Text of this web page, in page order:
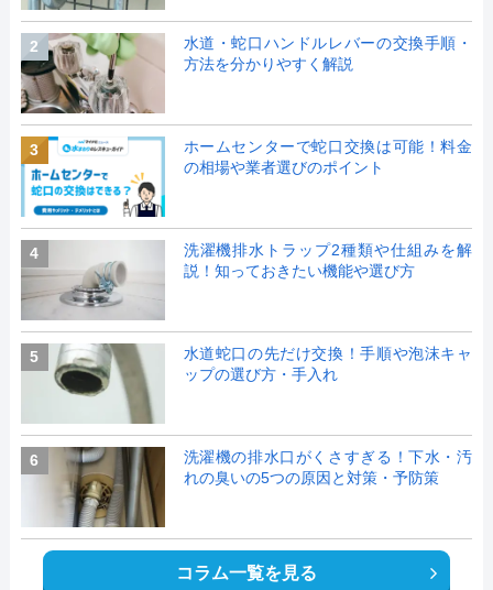
2
水道・蛇口ハンドルレバーの交換手順・
方法を分かりやすく解説
3
ホームセンターで蛇口交換は可能！料金
の相場や業者選びのポイント
4
洗濯機排水トラップ2種類や仕組みを解
説！知っておきたい機能や選び方
5
水道蛇口の先だけ交換！手順や泡沫キャ
ップの選び方・手入れ
6
洗濯機の排水口がくさすぎる！下水・汚
れの臭いの5つの原因と対策・予防策
コラム一覧を見る